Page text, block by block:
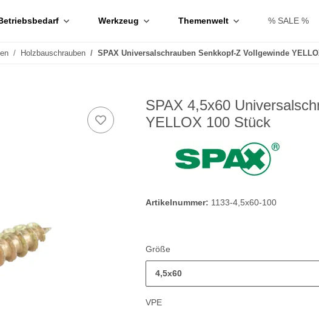
Werkzeug Themenwelt % SALE %
Holzbauschrauben SPAX Universalschrauben Senkkopf-Z Vollgewinde
SPAX 4,5x60
YELLOX 100 Stück
Artikelnummer: 1133-4,5x60-100
Größe
4,5x60
VPE